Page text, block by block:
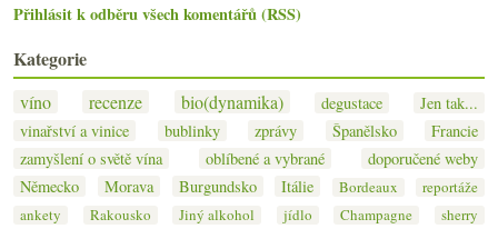
Přihlásit k odběru všech komentářů (RSS)
Kategorie
víno recenze bio(dynamika) degustace
Jen tak...
vinařství a vinice
bublinky zprávy Španělsko
Francie
zamyšlení o světě vína
oblíbené a vybrané
doporučené weby
Německo
Morava Burgundsko Itálie Bordeaux
reportáže
ankety
Rakousko Jiný alkohol jídlo Champagne
sherry